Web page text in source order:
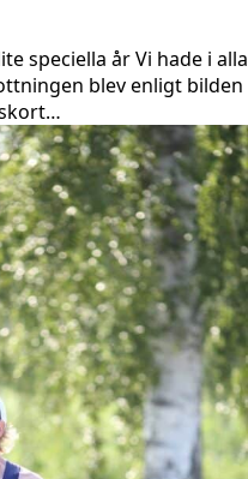
speciella år Vi hade i alla
blev enligt bilden